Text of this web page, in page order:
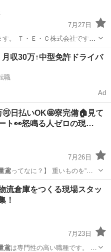
7月27日
。 Ｔ・Ｅ・Ｃ株式会社です。
場職人を募集しております。
撤去作業。 仮設足場 組立・解
鳶職 足場
月収30万↑中型免許ドライバ
職
Ad
🉑日払いOK🤩寮完備🏠見て
ト👀怒鳴る人ゼロの現…
7月26日
鳶ってなに？】 重いものを“安
流倉庫をつくる現場スタッ
！
7月23日
鳶は専門性の高い職種です。 一